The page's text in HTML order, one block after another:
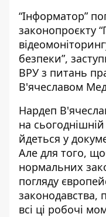
“Інформатор”
законопроєкту
безпеки”,
ВРУ з питань
В'ячеславом
Нардеп
на
йдеться у
Але для того,
нормальних
погляду
законодавства,
всі ці робочі